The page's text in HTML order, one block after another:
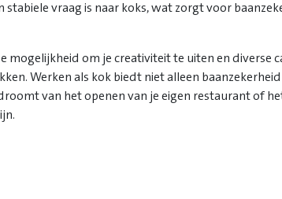
vraag is naar koks, wat zorgt voor
mogelijkheid om je creativiteit te uiten en diverse
Werken als kok biedt niet alleen
van het openen van je eigen restaurant of